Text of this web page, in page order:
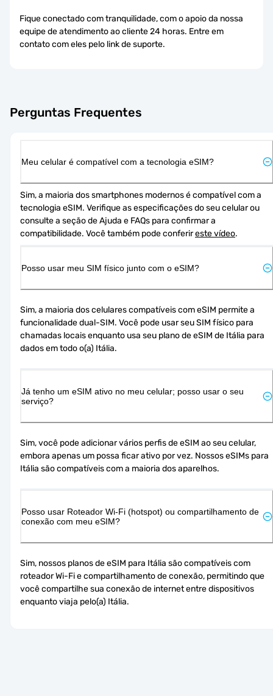
Fique conectado com tranquilidade, com o apoio da nossa
equipe de atendimento ao cliente 24 horas. Entre em
contato com eles pelo link de suporte.
Perguntas Frequentes
Meu celular é compatível com a tecnologia eSIM?
Sim, a maioria dos smartphones modernos é compatível com a
tecnologia eSIM. Verifique as especificações do seu celular ou
consulte a seção de Ajuda e FAQs para confirmar a
compatibilidade. Você também pode conferir este vídeo.
Posso usar meu SIM físico junto com o eSIM?
Sim, a maioria dos celulares compatíveis com eSIM permite a
funcionalidade dual-SIM. Você pode usar seu SIM físico para
chamadas locais enquanto usa seu plano de eSIM de Itália para
dados em todo o(a) Itália.
Já tenho um eSIM ativo no meu celular; posso usar o seu
serviço?
Sim, você pode adicionar vários perfis de eSIM ao seu celular,
embora apenas um possa ficar ativo por vez. Nossos eSIMs para
Itália são compatíveis com a maioria dos aparelhos.
Posso usar Roteador Wi-Fi (hotspot) ou compartilhamento de
conexão com meu eSIM?
Sim, nossos planos de eSIM para Itália são compatíveis com
roteador Wi-Fi e compartilhamento de conexão, permitindo que
você compartilhe sua conexão de internet entre dispositivos
enquanto viaja pelo(a) Itália.